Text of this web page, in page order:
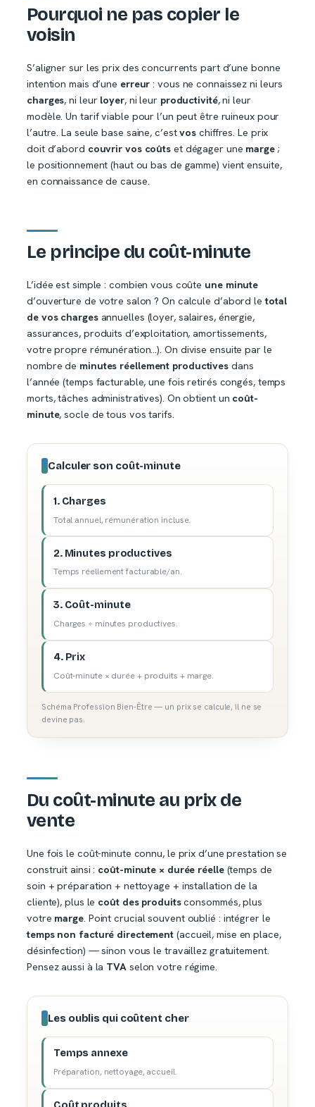
Pourquoi ne pas copier le
voisin
S’aligner sur les prix des concurrents part d’une bonne
intention mais d’une erreur : vous ne connaissez ni leurs
charges, ni leur loyer, ni leur productivité, ni leur
modèle. Un tarif viable pour l’un peut être ruineux pour
l’autre. La seule base saine, c’estvos chiffres. Le prix
doit d’abord couvrir vos coûts et dégager une marge;
le positionnement (haut ou bas de gamme) vient ensuite,
en connaissance de cause.
Le principe du coût-minute
L’idée est simple : combien vous coûte une minute
d’ouverture de votre salon ? On calcule d’abord letotal
de vos chargesannuelles (loyer, salaires, énergie,
assurances, produits d’exploitation, amortissements,
votre propre rémunération…). On divise ensuite par le
nombre de minutes réellement productives dans
l’année (temps facturable, une fois retirés congés, temps
morts, tâches administratives). On obtient un coût-
minute, socle de tous vos tarifs.
Calculer son coût-minute
1. Charges
Total annuel, rémunération incluse.
2. Minutes productives
Temps réellement facturable/an.
3. Coût-minute
Charges ÷ minutes productives.
4. Prix
Coût-minute × durée + produits + marge.
Schéma Profession Bien-Être — un prix se calcule, il ne se
devine pas.
Du coût-minute au prix de
vente
Une fois le coût-minute connu, le prix d’une prestation se
construit ainsi : coût-minute × durée réelle(temps de
soin + préparation + nettoyage + installation de la
cliente), plus le coût des produitsconsommés, plus
votre marge. Point crucial souvent oublié : intégrer le
temps non facturé directement (accueil, mise en place,
désinfection) — sinon vous le travaillez gratuitement.
Pensez aussi à la TVAselon votre régime.
Les oublis qui coûtent cher
Temps annexe
Préparation, nettoyage, accueil.